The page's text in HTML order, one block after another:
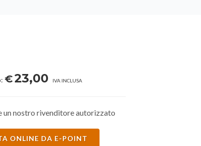
€23,00 IVA INCLUSA
un nostro rivenditore autorizzato
ONLINE DA E-POINT